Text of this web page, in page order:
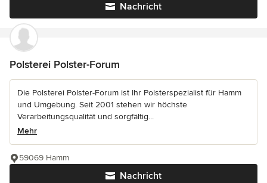
Nachricht
Polsterei Polster-Forum
Die Polsterei Polster-Forum ist Ihr Polsterspezialist für Hamm
und Umgebung. Seit 2001 stehen wir höchste
Verarbeitungsqualität und sorgfältig...
Mehr
Nachricht
59069 Hamm